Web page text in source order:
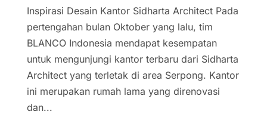
Inspirasi Desain Kantor Sidharta Architect Pada
pertengahan bulan Oktober yang lalu, tim
BLANCO Indonesia mendapat kesempatan
untuk mengunjungi kantor terbaru dari Sidharta
Architect yang terletak di area Serpong. Kantor
ini merupakan rumah lama yang direnovasi
dan...